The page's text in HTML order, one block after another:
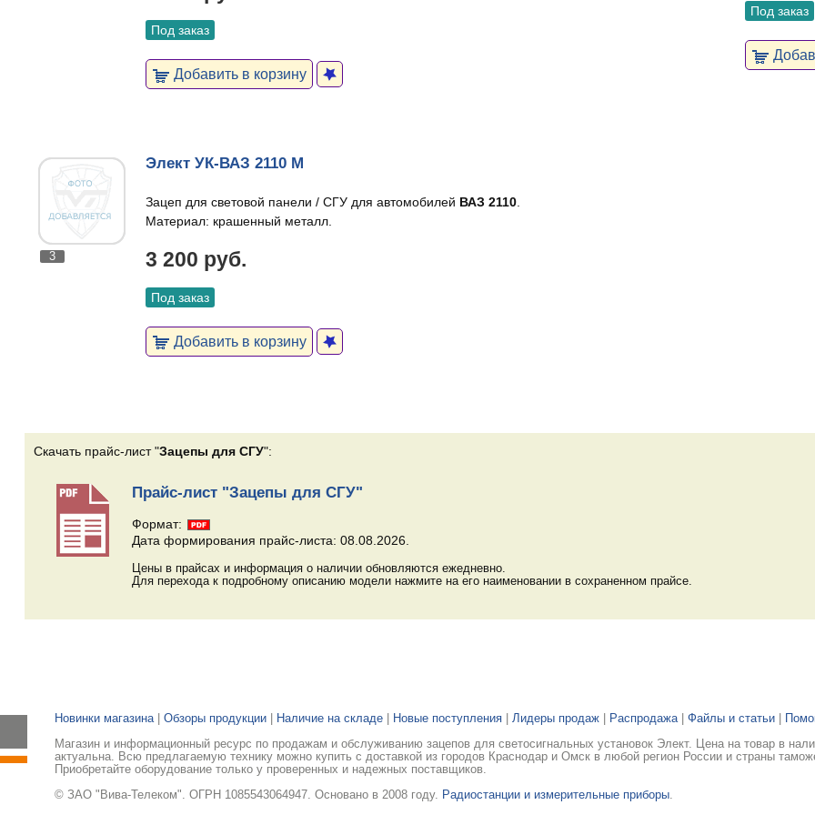
Под заказ
Добавить в корзину
Под заказ
3
Элект УК-ВАЗ 2110 М
Зацеп для световой панели / СГУ для автомобилей ВАЗ 2110
Материал: крашенный металл.
3 200 руб.
Под заказ
Добавить в корзину
Скачать прайс-лист "Зацепы для СГУ":
Прайс-лист "Зацепы для СГУ"
Формат:
Дата формирования прайс-листа: 08.08.2026.
Цены в прайсах и информация о наличии обновляются ежедневно.
Для перехода к подробному описанию модели нажмите на его наименовании в сохраненном прайсе.
Новинки магазина Обзоры продукции Наличие на складе Новые поступления Лидеры продаж Распродажа Файлы и статьи
Магазин и информационный ресурс по продажам и обслуживанию зацепов для светосигнальных установок Элект. Цена на товар в
актуальна. Всю предлагаемую технику можно купить с доставкой из городов Краснодар и Омск в любой регион России и страны
Приобретайте оборудование только у проверенных и надежных поставщиков.
© ЗАО "Вива-Телеком". ОГРН 1085543064947. Основано в 2008 году.
Радиостанции и измерительные приборы